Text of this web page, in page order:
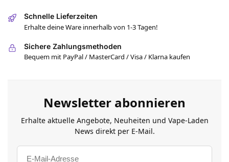
Schnelle Lieferzeiten
Erhalte deine Ware innerhalb von 1-3 Tagen!
Sichere Zahlungsmethoden
Bequem mit PayPal / MasterCard / Visa / Klarna kaufen
Newsletter abonnieren
Erhalte aktuelle Angebote, Neuheiten und Vape-Laden
News direkt per E-Mail.